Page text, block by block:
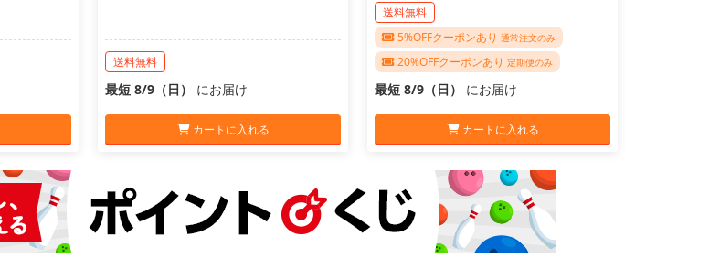
送料無料
最短 8/9（日） にお届け
カートに入れる
送料無料
5%OFFクーポンあり 通常注文のみ
20%OFFクーポンあり 定期便のみ
最短 8/9（日） にお届け
カートに入れる